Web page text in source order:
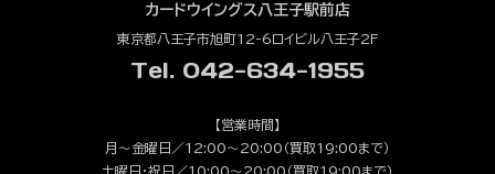
カードウイングス八王子駅前店
東京都八王子市旭町12-6ロイビル八王子2F
Tel. 042-634-1955
【営業時間】
月～金曜日／12:00～20:00（買取19:00まで）
土曜日・祝日／10:00～20:00（買取19:00まで）